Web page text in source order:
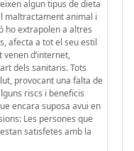
algun tipus de dieta
maltractament animal i
ho extrapolen a altres
afecta a tot el seu estil
d’internet,
dels sanitaris. Tots
provocant una falta de
riscs i beneficis
encara suposa avui en
Les persones que
satisfetes amb la